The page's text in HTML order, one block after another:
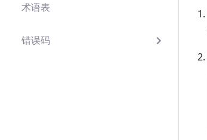
术语表
错误码